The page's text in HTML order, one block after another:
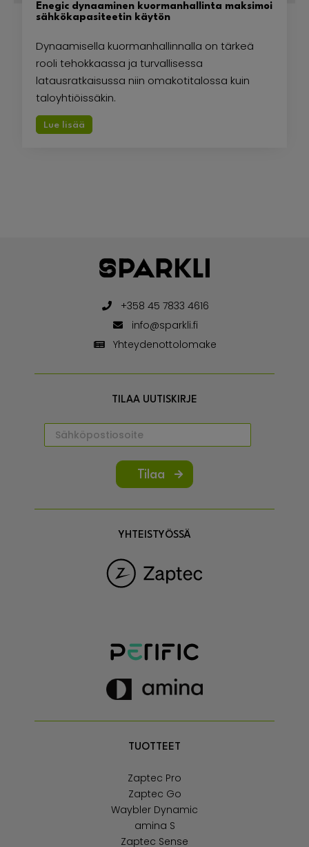
Enegic dynaaminen kuormanhallinta maksimoi
sähkökapasiteetin käytön
Dynaamisella kuormanhallinnalla on tärkeä
rooli tehokkaassa ja turvallisessa
latausratkaisussa niin omakotitalossa kuin
taloyhtiöissäkin.
Lue lisää
+358 45 7833 4616
info@sparkli.fi
Yhteydenottolomake
TILAA UUTISKIRJE
Tilaa
YHTEISTYÖSSÄ
TUOTTEET
Zaptec Pro
Zaptec Go
Waybler Dynamic
amina S
Zaptec Sense